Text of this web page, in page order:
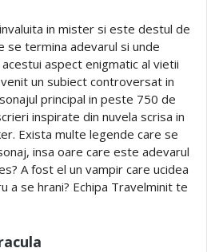
in mister si este destul de
se termina adevarul si unde
aspect enigmatic al vietii
un subiect controversat in
principal in peste 750 de
inspirate din nuvela scrisa in
Exista multe legende care se
insa oare care este adevarul
A fost el un vampir care ucidea
a se hrani? Echipa Travelminit te